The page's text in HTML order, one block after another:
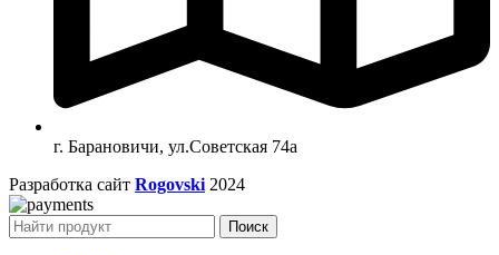
г. Барановичи, ул.Советская 74а
Разработка сайт Rogovski 2024
Поиск